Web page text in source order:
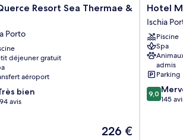
Resort Sea Thermae &
Porto
déjeuner gratuit
aéroport
bien
avis
Le
226 €
Hotel
Mare
Blu
Ischia
Porto
Hotel
Ischia
Piscine
Spa
admis
Parking
9.0
sur
9,0
145